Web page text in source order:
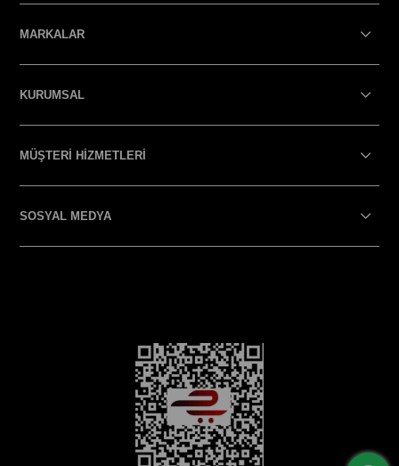
MARKALAR
KURUMSAL
MÜŞTERİ HİZMETLERİ
SOSYAL MEDYA